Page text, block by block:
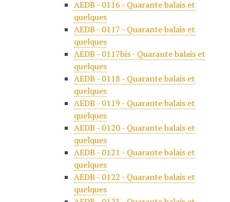
AEDB - 0116 - Quarante balais et
quelques
AEDB - 0117 - Quarante balais et
quelques
AEDB - 0117bis - Quarante balais et
quelques
AEDB - 0118 - Quarante balais et
quelques
AEDB - 0119 - Quarante balais et
quelques
AEDB - 0120 - Quarante balais et
quelques
AEDB - 0121 - Quarante balais et
quelques
AEDB - 0122 - Quarante balais et
quelques